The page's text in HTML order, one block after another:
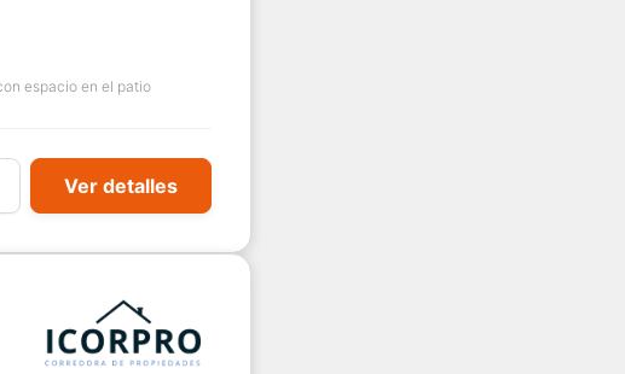
espacio en el patio
Ver detalles